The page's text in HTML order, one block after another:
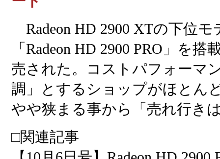
Radeon HD 2900 XTの下位モ
「Radeon HD 2900 PRO」を
売された。コストパフォーマ
調」とするショップがほとん
やや狭まる事から「売れ行き
□関連記事